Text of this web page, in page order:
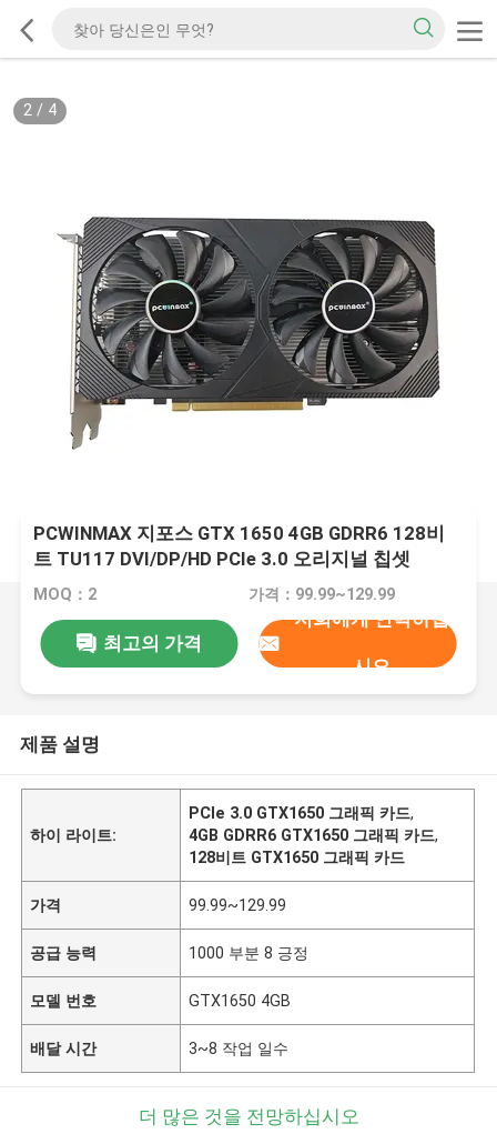
2/ 4
PCWINMAX 지포스 GTX 1650 4GB GDRR6 128비
트 TU117 DVI/DP/HD PCIe 3.0 오리지널 칩셋
GTX1650 그래픽 카드
MOQ：2 가격：99.99~129.99
최고의 가격
저희에게 연락하십
시오
제품 설명
하이 라이트:
PCIe 3.0 GTX1650 그래픽 카드,
4GB GDRR6 GTX1650 그래픽 카드,
128비트 GTX1650 그래픽 카드
가격 99.99~129.99
공급 능력 1000 부분 8 긍정
모델 번호 GTX1650 4GB
배달 시간 3~8 작업 일수
더 많은 것을 전망하십시오